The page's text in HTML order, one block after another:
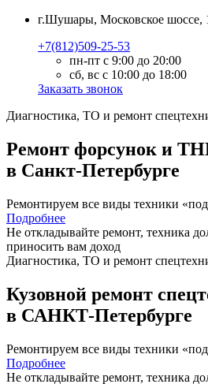
г.Шушары, Московское шоссе,
+7(812)509-25-53
пн-пт с 9:00 до 20:00
сб, вс с 10:00 до 18:00
Заказать звонок
Диагностика, ТО и ремонт
Ремонт форсунок и
в Санкт-Петербурге
Ремонтируем все виды техники
Подробнее
Не откладывайте ремонт, техника
приносить вам доход
Диагностика, ТО и ремонт
Кузовной ремонт
в САНКТ-Петербурге
Ремонтируем все виды техники
Подробнее
Не откладывайте ремонт, техника